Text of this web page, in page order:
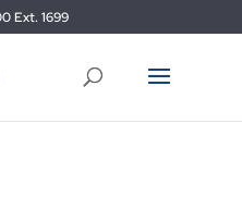
Ext. 1699